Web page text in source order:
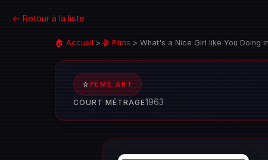
← Retour à la liste
🏠 Accueil > 🎬 Films > What's a Nice Girl like You Doing
⭐7ÈME ART
COURT MÉTRAGE1963